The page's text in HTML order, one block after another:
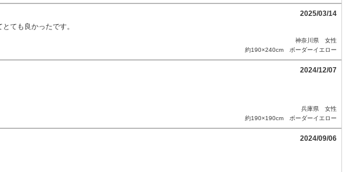
2025/03/14
ても良かったです。
神奈川県 女性
約190×240cm ボーダーイエロー
2024/12/07
兵庫県 女性
約190×190cm ボーダーイエロー
2024/09/06